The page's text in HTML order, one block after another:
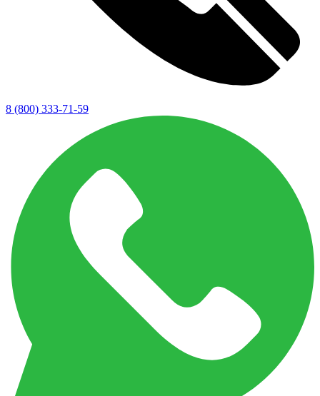
8 (800) 333-71-59